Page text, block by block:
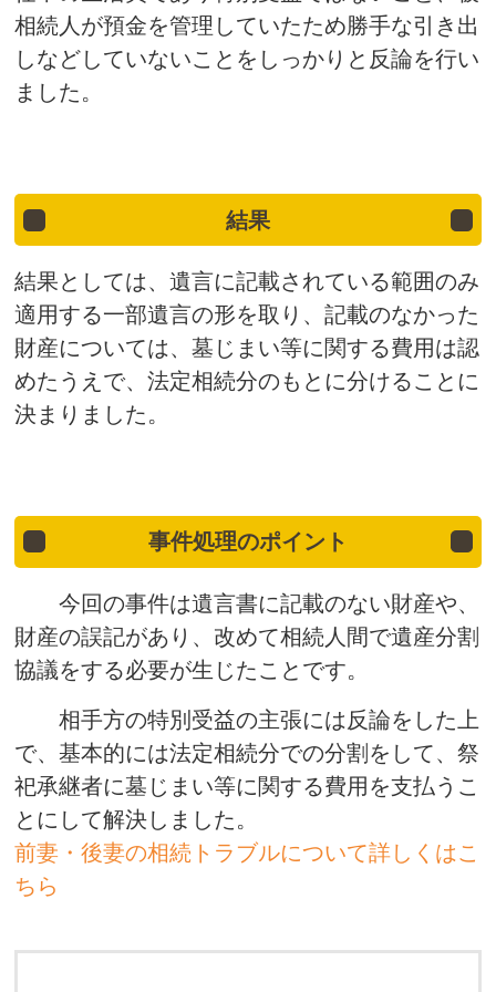
相続人が預金を管理していたため勝手な引き出
しなどしていないことをしっかりと反論を行い
ました。
結果
結果としては、遺言に記載されている範囲のみ
適用する一部遺言の形を取り、記載のなかった
財産については、墓じまい等に関する費用は認
めたうえで、法定相続分のもとに分けることに
決まりました。
事件処理のポイント
今回の事件は遺言書に記載のない財産や、
財産の誤記があり、改めて相続人間で遺産分割
協議をする必要が生じたことです。
相手方の特別受益の主張には反論をした上
で、基本的には法定相続分での分割をして、祭
祀承継者に墓じまい等に関する費用を支払うこ
とにして解決しました。
前妻・後妻の相続トラブルについて詳しくはこ
ちら